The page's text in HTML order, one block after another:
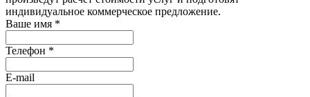
индивидуальное коммерческое предложение.
Ваше имя *
Телефон *
E-mail